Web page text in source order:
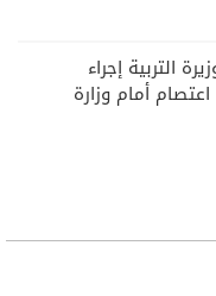
التربية إجراء
أمام وزارة